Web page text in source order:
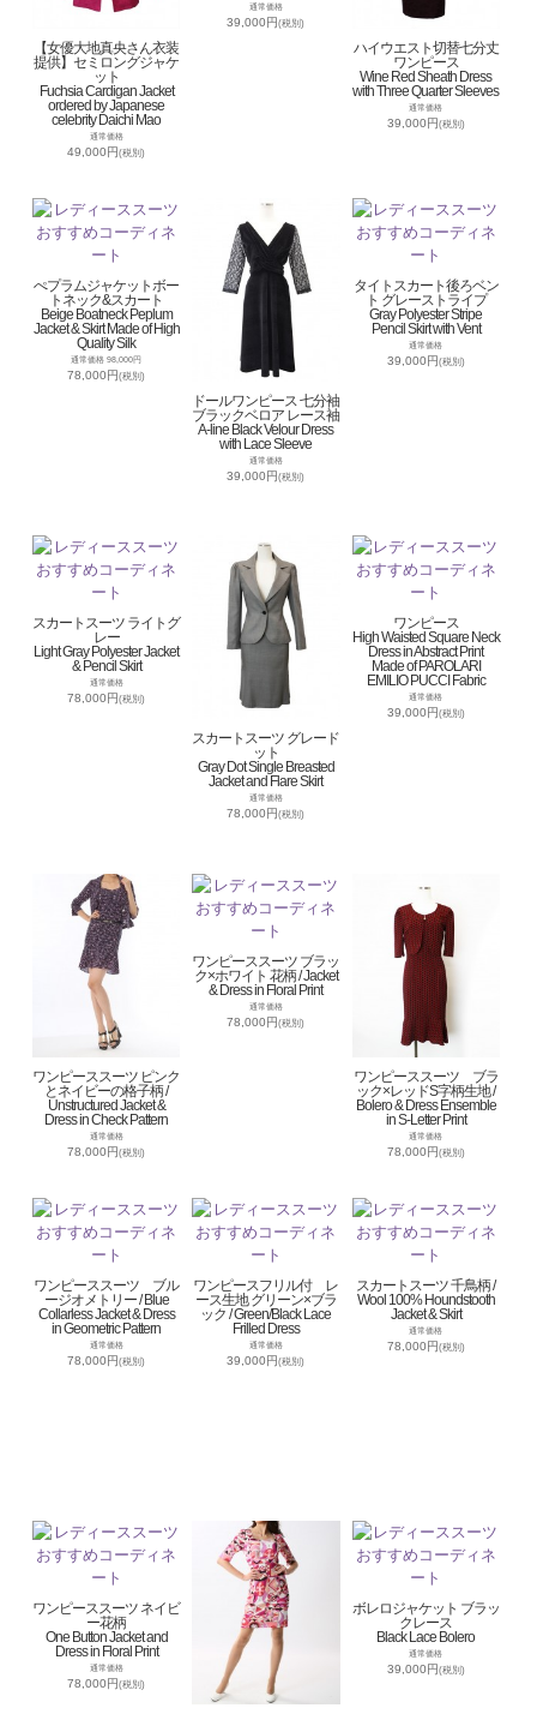
【女優大地真央さん衣装
提供】セミロングジャケ
ット
Fuchsia Cardigan Jacket
ordered by Japanese
celebrity Daichi Mao
通常価格
49,000円(税別)
通常価格
39,000円(税別)
ハイウエスト切替七分丈
ワンピース
Wine Red Sheath Dress
with Three Quarter Sleeves
通常価格
39,000円(税別)
ぺプラムジャケットボー
トネック&スカート
Beige Boatneck Peplum
Jacket & Skirt Made of High
Quality Silk
通常価格 98,000円
78,000円(税別)
ドールワンピース 七分袖
ブラックベロア レース袖
A-line Black Velour Dress
with Lace Sleeve
通常価格
39,000円(税別)
タイトスカート後ろベン
ト グレーストライプ
Gray Polyester Stripe
Pencil Skirt with Vent
通常価格
39,000円(税別)
スカートスーツ ライトグ
レー
Light Gray Polyester Jacket
& Pencil Skirt
通常価格
78,000円(税別)
スカートスーツ グレード
ット
Gray Dot Single Breasted
Jacket and Flare Skirt
通常価格
78,000円(税別)
ワンピース
High Waisted Square Neck
Dress in Abstract Print
Made of PAROLARI
EMILIO PUCCI Fabric
通常価格
39,000円(税別)
ワンピーススーツ ピンク
とネイビーの格子柄 /
Unstructured Jacket &
Dress in Check Pattern
通常価格
78,000円(税別)
ワンピーススーツ ブラッ
ク×ホワイト 花柄 / Jacket
& Dress in Floral Print
通常価格
78,000円(税別)
ワンピーススーツ ブラ
ック×レッドS字柄生地 /
Bolero & Dress Ensemble
in S-Letter Print
通常価格
78,000円(税別)
ワンピーススーツ ブル
ージオメトリー / Blue
Collarless Jacket & Dress
in Geometric Pattern
通常価格
78,000円(税別)
ワンピースフリル付 レ
ース生地 グリーン×ブラ
ック / Green/Black Lace
Frilled Dress
通常価格
39,000円(税別)
スカートスーツ 千鳥柄 /
Wool 100% Houndstooth
Jacket & Skirt
通常価格
78,000円(税別)
ワンピーススーツ ネイビ
ー花柄
One Button Jacket and
Dress in Floral Print
通常価格
78,000円(税別)
ボレロジャケット ブラッ
クレース
Black Lace Bolero
通常価格
39,000円(税別)